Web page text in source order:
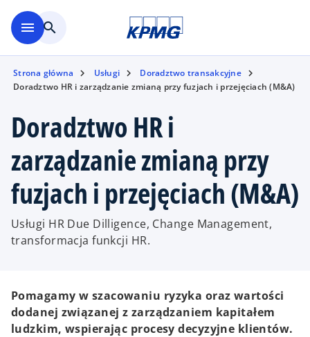
menu search
Strona główna Usługi
Doradztwo transakcyjne
Doradztwo HR i zarządzanie zmianą przy fuzjach i przejęciach (M&A)
Doradztwo HR i
zarządzanie zmianą przy
fuzjach i przejęciach (M&A)
Usługi HR Due Dilligence, Change Management,
transformacja funkcji HR.
Pomagamy w szacowaniu ryzyka oraz wartości
dodanej związanej z zarządzaniem kapitałem
ludzkim, wspierając procesy decyzyjne klientów.